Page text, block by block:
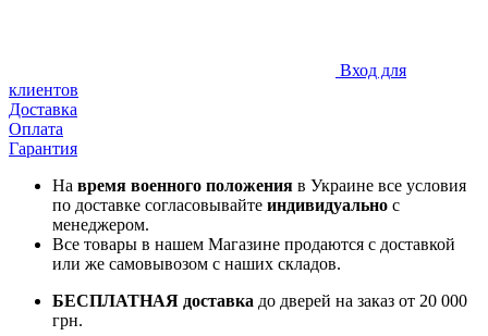
Вход для
клиентов
Доставка
Оплата
Гарантия
На время военного положения в Украине все условия
по доставке согласовывайте индивидуально с
менеджером.
Все товары в нашем Магазине продаются с доставкой
или же самовывозом с наших складов.
БЕСПЛАТНАЯ доставка до дверей на заказ от 20 000
грн.